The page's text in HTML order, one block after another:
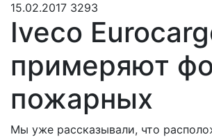
15.02.2017 3293
Iveco
примеряют
пожарных
Мы уже рассказывали, что